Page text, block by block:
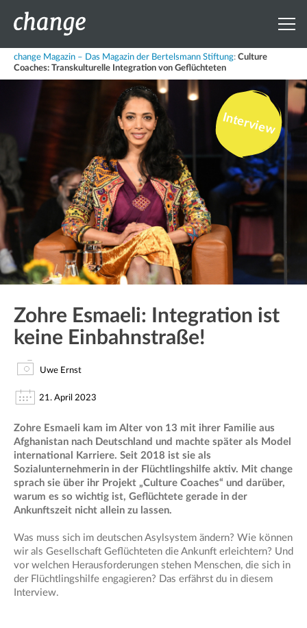
change Magazin – Das Magazin der Bertelsmann Stiftung: Culture
Coaches: Transkulturelle Integration von Geflüchteten
Interview
Zohre Esmaeli: Integration ist
keine Einbahnstraße!
Uwe Ernst
21. April 2023
Zohre Esmaeli kam im Alter von 13 mit ihrer Familie aus
Afghanistan nach Deutschland und machte später als Model
international Karriere. Seit 2018 ist sie als
Sozialunternehmerin in der Flüchtlingshilfe aktiv. Mit change
sprach sie über ihr Projekt „Culture Coaches“ und darüber,
warum es so wichtig ist, Geflüchtete gerade in der
Ankunftszeit nicht allein zu lassen.
Was muss sich im deutschen Asylsystem ändern? Wie können
wir als Gesellschaft Geflüchteten die Ankunft erleichtern? Und
vor welchen Herausforderungen stehen Menschen, die sich in
der Flüchtlingshilfe engagieren? Das erfährst du in diesem
Interview.